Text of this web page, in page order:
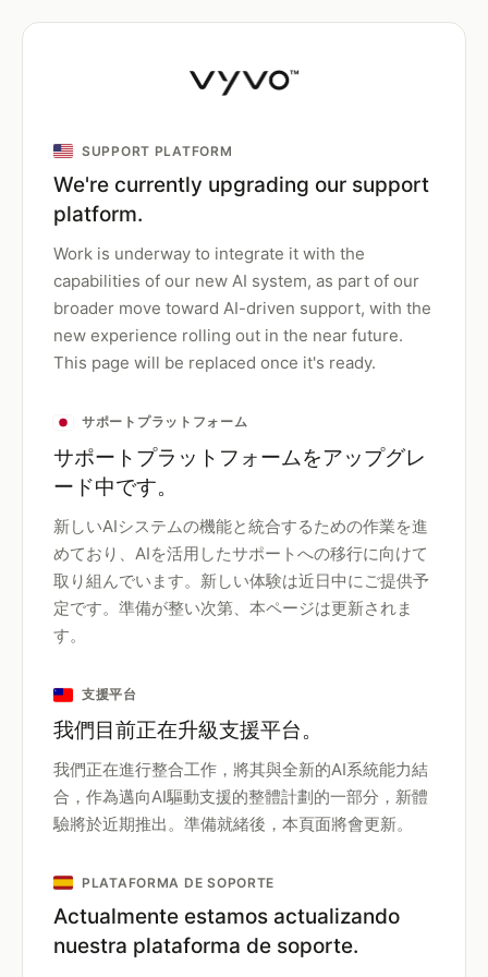
SUPPORT PLATFORM
We're currently upgrading our support
platform.
Work is underway to integrate it with the
capabilities of our new AI system, as part of our
broader move toward AI-driven support, with the
new experience rolling out in the near future.
This page will be replaced once it's ready.
サポートプラットフォーム
サポートプラットフォームをアップグレ
ード中です。
新しいAIシステムの機能と統合するための作業を進
めており、AIを活用したサポートへの移行に向けて
取り組んでいます。新しい体験は近日中にご提供予
定です。準備が整い次第、本ページは更新されま
す。
支援平台
我們目前正在升級支援平台。
我們正在進行整合工作，將其與全新的AI系統能力結
合，作為邁向AI驅動支援的整體計劃的一部分，新體
驗將於近期推出。準備就緒後，本頁面將會更新。
PLATAFORMA DE SOPORTE
Actualmente estamos actualizando
nuestra plataforma de soporte.